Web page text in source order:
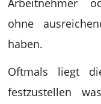
ohne
haben.
Oftmals liegt
festzustellen